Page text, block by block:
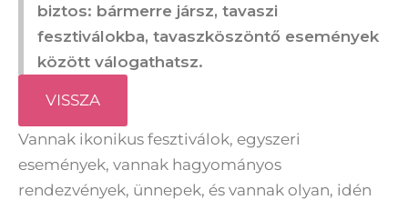
biztos: bármerre jársz, tavaszi
fesztiválokba, tavaszköszöntő események
között válogathatsz.
VISSZA
Vannak ikonikus fesztiválok, egyszeri
események, vannak hagyományos
rendezvények, ünnepek, és vannak olyan, idén